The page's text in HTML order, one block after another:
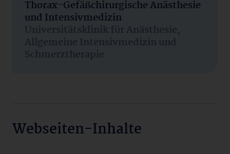
Thorax-Gefäßchirurgische Anästhesie
und Intensivmedizin
Universitätsklinik für Anästhesie,
Allgemeine Intensivmedizin und
Schmerztherapie
Webseiten-Inhalte